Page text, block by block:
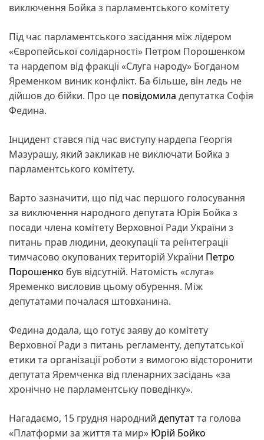
виключення Бойка з парламентського комітету
Під час парламентського засідання між лідером
«Європейської солідарності» Петром Порошенком
та нардепом від фракції «Слуга народу» Богданом
Яременком виник конфлікт. Ба більше, він ледь не
дійшов до бійки. Про це повідомила депутатка Софія
Федина.
Інцидент стався під час виступу нардепа Георгія
Мазурашу, який закликав не виключати Бойка з
парламентського комітету.
Варто зазначити, що під час першого голосування
за виключення народного депутата Юрія Бойка з
посади члена комітету Верховної Ради України з
питань прав людини, деокупації та реінтеграції
тимчасово окупованих територій України Петро
Порошенко був відсутній. Натомість «слуга»
Яременко висловив цьому обурення. Між
депутатами почалася штовханина.
Федина додала, що готує заяву до комітету
Верховної Ради з питань регламенту, депутатської
етики та організації роботи з вимогою відсторонити
депутата Яремченка від пленарних засідань «за
хронічно не парламентську поведінку».
Нагадаємо, 15 грудня народний депутатта голова
«Платформи за життя та мир» Юрій Бойко